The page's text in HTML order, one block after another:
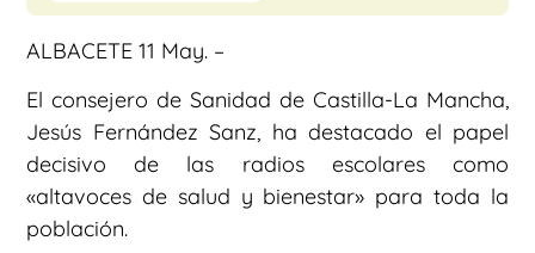
ALBACETE 11 May. –
El consejero de Sanidad de Castilla-La Mancha,
Jesús Fernández Sanz, ha destacado el papel
decisivo de las radios escolares como
«altavoces de salud y bienestar» para toda la
población.